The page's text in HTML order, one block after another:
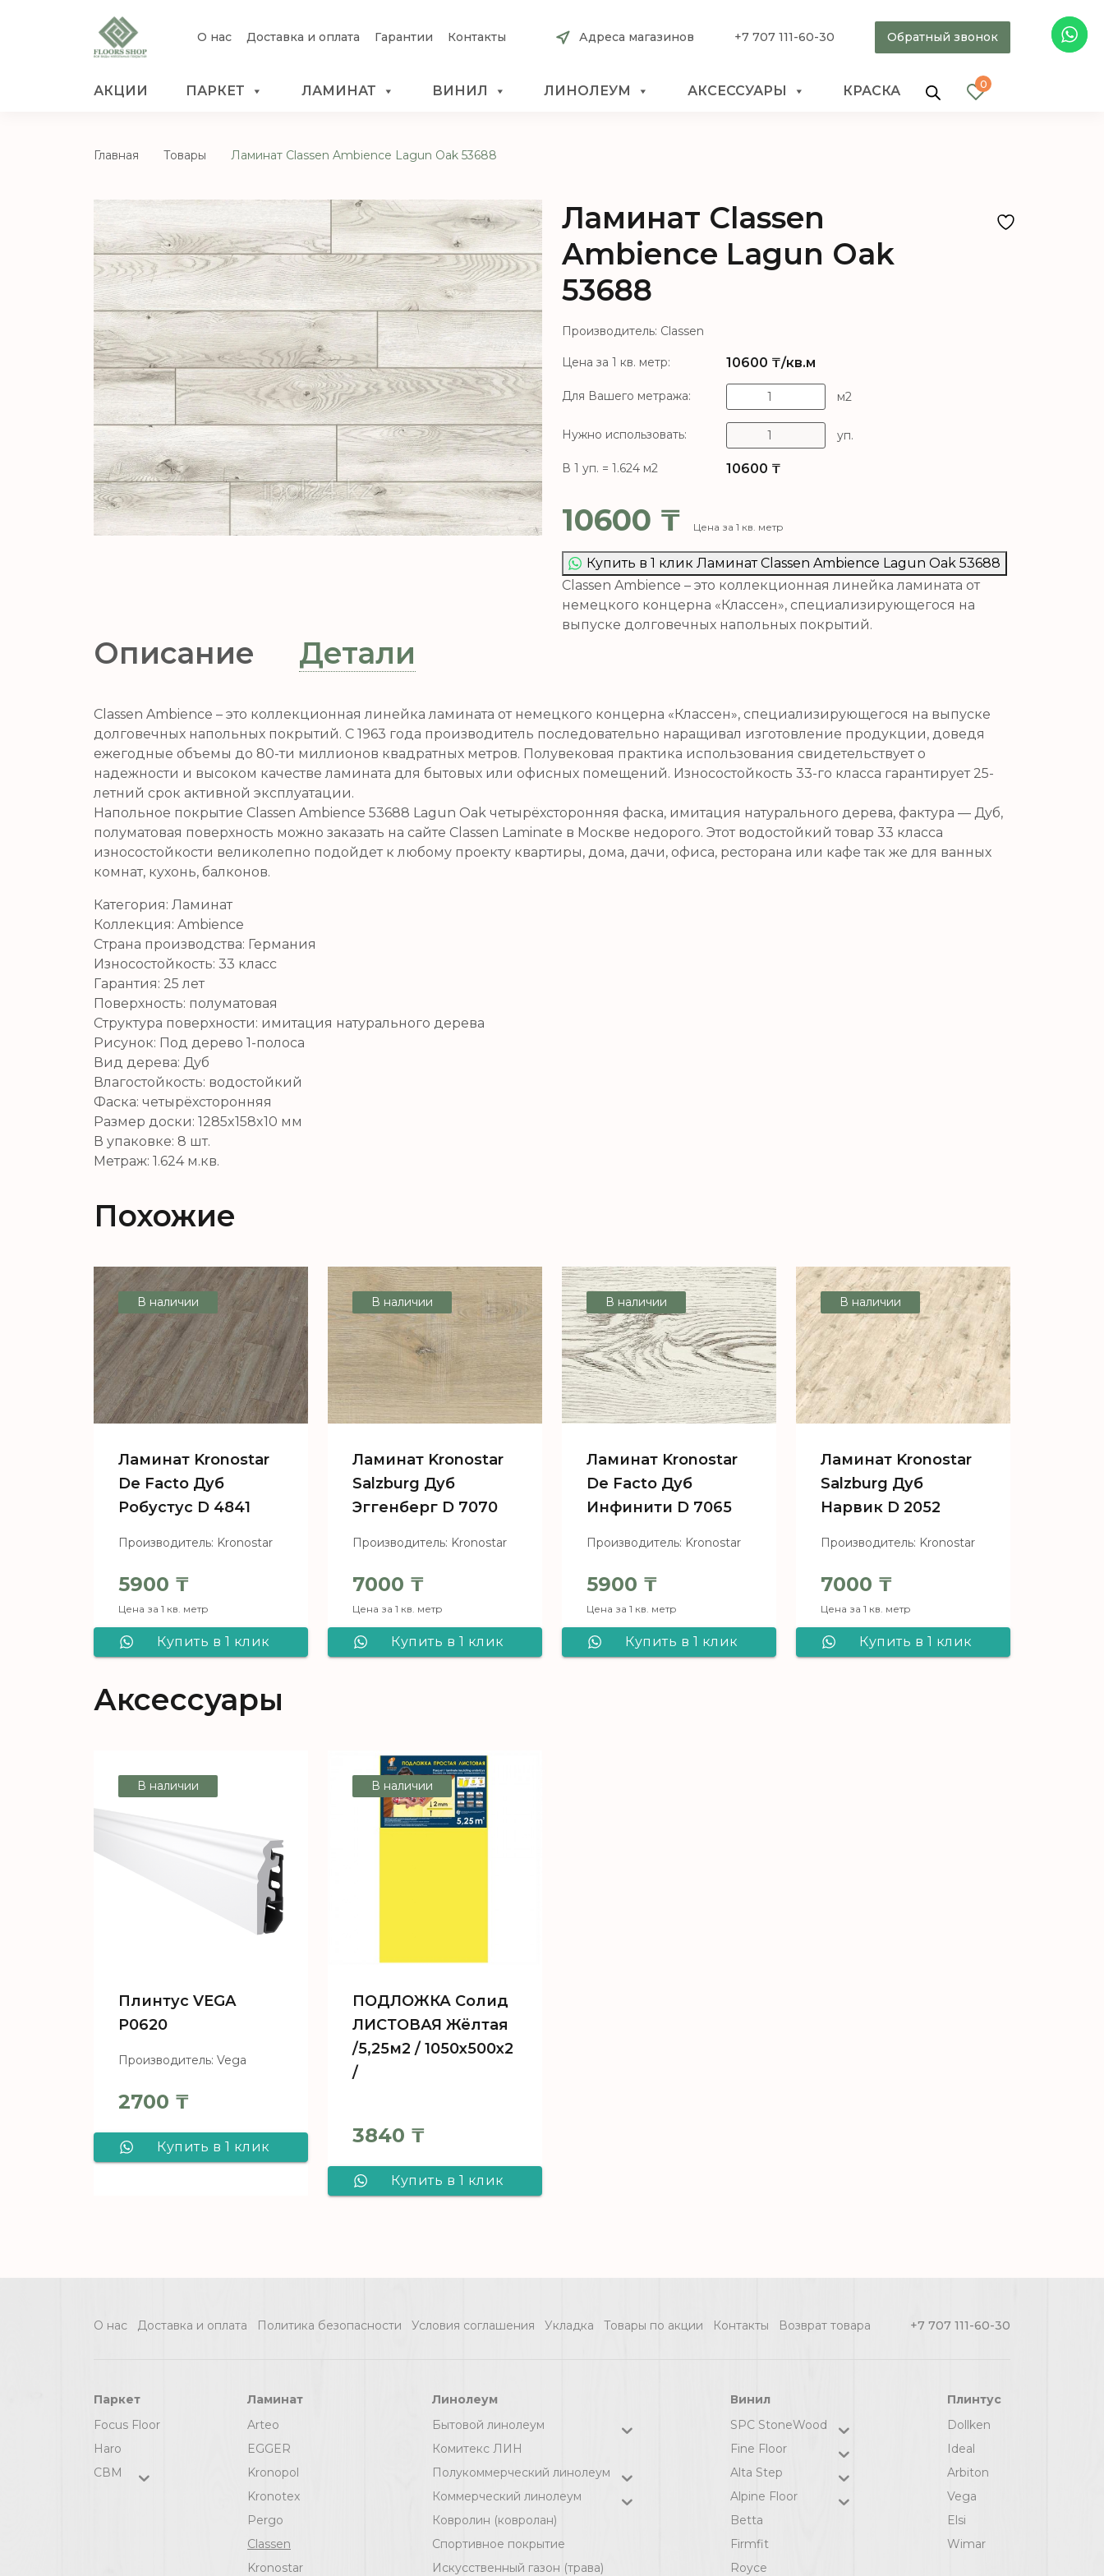
О нас Доставка и оплата Гарантии Контакты Адреса магазинов +7 707 111-60-30 Обратный звонок
АКЦИИ ПАРКЕТ ЛАМИНАТ ВИНИЛ ЛИНОЛЕУМ АКСЕССУАРЫ КРАСКА 0
Главная Товары Ламинат Сlassen Ambience Lagun Oak 53688
Ламинат Сlassen
Ambience Lagun Oak
53688
Производитель: Classen
Цена за 1 кв. метр: 10600 ₸/кв.м
Для Вашего метража: м2
Нужно использовать: уп.
В 1 уп. = 1.624 м2 10600 ₸
10600 ₸ Цена за 1 кв. метр
Купить в 1 клик Ламинат Сlassen Ambience Lagun Oak 53688
Classen Ambience – это коллекционная линейка ламината от
немецкого концерна «Классен», специализирующегося на
выпуске долговечных напольных покрытий.
Описание Детали
Classen Ambience – это коллекционная линейка ламината от немецкого концерна «Классен», специализирующегося на выпуске
долговечных напольных покрытий. С 1963 года производитель последовательно наращивал изготовление продукции, доведя
ежегодные объемы до 80-ти миллионов квадратных метров. Полувековая практика использования свидетельствует о
надежности и высоком качестве ламината для бытовых или офисных помещений. Износостойкость 33-го класса гарантирует 25-
летний срок активной эксплуатации.
Напольное покрытие Classen Ambience 53688 Lagun Oak четырёхсторонняя фаска, имитация натурального дерева, фактура — Дуб,
полуматовая поверхность можно заказать на сайте Classen Laminate в Москве недорого. Этот водостойкий товар 33 класса
износостойкости великолепно подойдет к любому проекту квартиры, дома, дачи, офиса, ресторана или кафе так же для ванных
комнат, кухонь, балконов.
Категория: Ламинат
Коллекция: Ambience
Страна производства: Германия
Износостойкость: 33 класс
Гарантия: 25 лет
Поверхность: полуматовая
Структура поверхности: имитация натурального дерева
Рисунок: Под дерево 1-полоса
Вид дерева: Дуб
Влагостойкость: водостойкий
Фаска: четырёхсторонняя
Размер доски: 1285x158x10 мм
В упаковке: 8 шт.
Метраж: 1.624м.кв.
Похожие
В наличии
Ламинат Kronostar
De Facto Дуб
Робустус D 4841
Производитель: Kronostar
5900 ₸
Цена за 1 кв. метр
Купить в 1 клик
De Facto Дуб
В наличии
Ламинат Kronostar
Salzburg Дуб
Эггенберг D 7070
Производитель: Kronostar
7000 ₸
Цена за 1 кв. метр
Купить в 1 клик
В наличии
Ламинат Kronostar
De Facto Дуб
Инфинити D 7065
Производитель: Kronostar
5900 ₸
Цена за 1 кв. метр
Купить в 1 клик
В наличии
Ламинат Kronostar
Salzburg Дуб
Нарвик D 2052
Производитель: Kronostar
7000 ₸
Цена за 1 кв. метр
Купить в 1 клик
Аксессуары
В наличии
Плинтус VEGA
Р0620
Производитель: Vega
2700 ₸
Купить в 1 клик
В наличии
ПОДЛОЖКА Солид
ЛИСТОВАЯ Жёлтая
/5,25м2 / 1050х500х2
/
3840 ₸
Купить в 1 клик
О нас Доставка и оплата Политика безопасности Условия соглашения Укладка Товары по акции Контакты Возврат товара +7 707 111-60-30
Паркет
Focus Floor
Haro
СВМ
Ламинат
Arteo
EGGER
Kronopol
Kronotex
Pergo
Classen
Kronostar
Линолеум
Бытовой линолеум
Комитекс ЛИН
Полукоммерческий линолеум
Коммерческий линолеум
Ковролин (ковролан)
Спортивное покрытие
Искусственный газон (трава)
Винил
SPC StoneWood
Fine Floor
Alta Step
Alpine Floor
Betta
Firmfit
Royce
Плинтус
Dollken
Ideal
Arbiton
Vega
Elsi
Wimar